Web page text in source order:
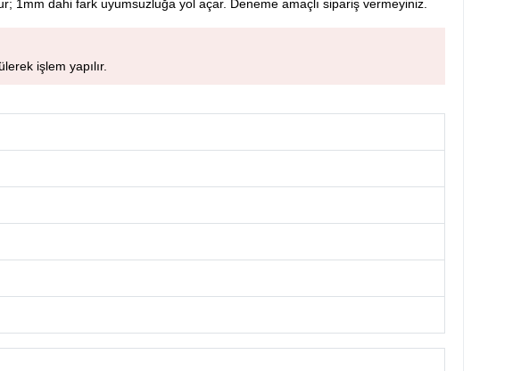
1mm dahi fark uyumsuzluğa yol açar. Deneme amaçlı sipariş vermeyiniz.
işlem yapılır.